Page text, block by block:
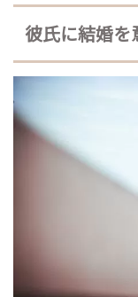
彼氏に結婚を